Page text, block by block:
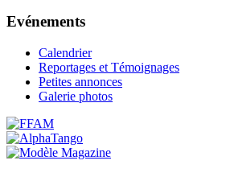
Evénements
Calendrier
Reportages et Témoignages
Petites annonces
Galerie photos